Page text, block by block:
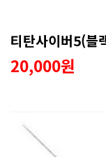
티탄사이버5(블
20,000원